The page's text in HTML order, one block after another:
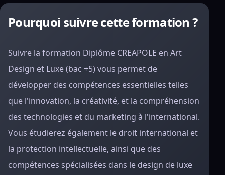
Pourquoi suivre cette formation ?
Suivre la formation Diplôme CREAPOLE en Art
Design et Luxe (bac +5) vous permet de
développer des compétences essentielles telles
que l'innovation, la créativité, et la compréhension
des technologies et du marketing à l'international.
Vous étudierez également le droit international et
la protection intellectuelle, ainsi que des
compétences spécialisées dans le design de luxe